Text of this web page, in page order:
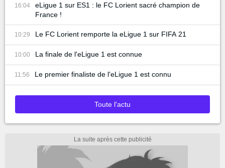
16:04
eLigue 1 sur ES1 : le FC Lorient sacré champion de
France !
10:29 Le FC Lorient remporte la eLigue 1 sur FIFA 21
10:00 La finale de l'eLigue 1 est connue
11:56 Le premier finaliste de l'eLigue 1 est connu
Toute l'actu